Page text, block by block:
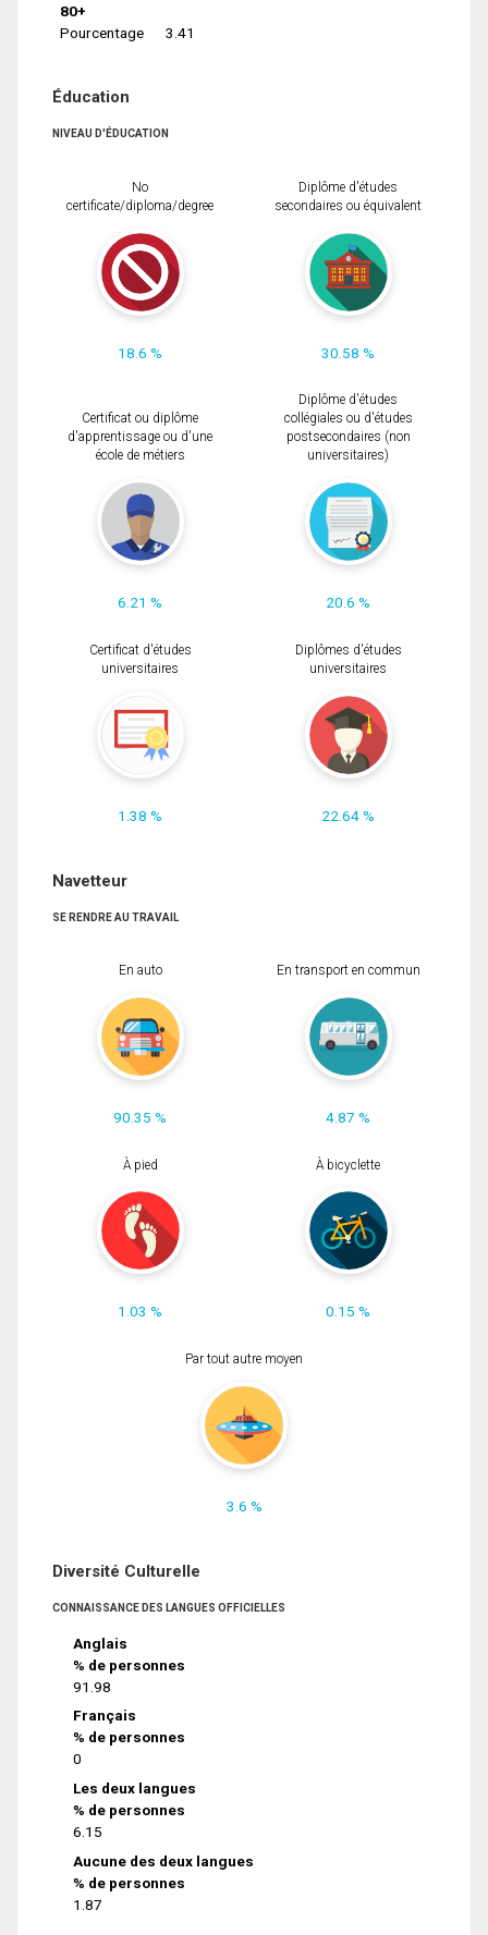
80+
Pourcentage
3.41
Éducation
NIVEAU D'ÉDUCATION
No
certificate/diploma/degree
18.6 %
Diplôme d'études
secondaires ou équivalent
30.58 %
Certificat ou diplôme
d'apprentissage ou d'une
école de métiers
6.21 %
Diplôme d'études
collégiales ou d'études
postsecondaires (non
universitaires)
20.6 %
Certificat d'études
universitaires
1.38 %
Diplômes d'études
universitaires
22.64 %
Navetteur
SE RENDRE AU TRAVAIL
En auto
90.35 %
En transport en commun
4.87 %
À pied
1.03 %
À bicyclette
0.15 %
Par tout autre moyen
3.6 %
Diversité Culturelle
CONNAISSANCE DES LANGUES OFFICIELLES
Anglais
% de personnes
91.98
Français
% de personnes
0
Les deux langues
% de personnes
6.15
Aucune des deux langues
% de personnes
1.87